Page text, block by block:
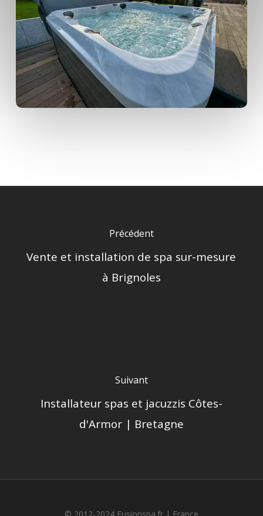
Précédent
Vente et installation de spa sur-mesure
à Brignoles
Suivant
Installateur spas et jacuzzis Côtes-
d'Armor | Bretagne